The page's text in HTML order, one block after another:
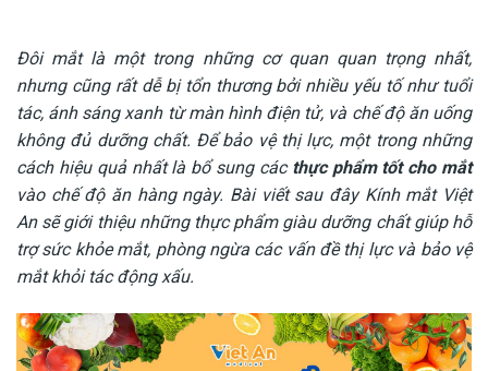
Đôi mắt là một trong những cơ quan quan trọng nhất,
nhưng cũng rất dễ bị tổn thương bởi nhiều yếu tố như tuổi
tác, ánh sáng xanh từ màn hình điện tử, và chế độ ăn uống
không đủ dưỡng chất. Để bảo vệ thị lực, một trong những
cách hiệu quả nhất là bổ sung các thực phẩm tốt cho mắt
vào chế độ ăn hàng ngày. Bài viết sau đây Kính mắt Việt
An sẽ giới thiệu những thực phẩm giàu dưỡng chất giúp hỗ
trợ sức khỏe mắt, phòng ngừa các vấn đề thị lực và bảo vệ
mắt khỏi tác động xấu.